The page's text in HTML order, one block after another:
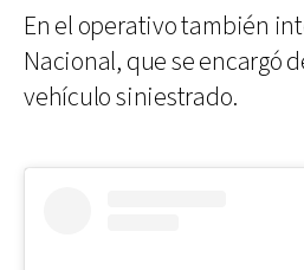
En el operativo también
Nacional, que se encargó
vehículo siniestrado.